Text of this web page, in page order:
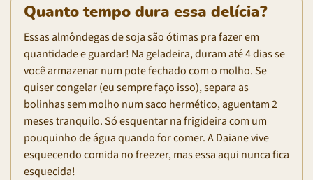
Quanto tempo dura essa delícia?
Essas almôndegas de soja são ótimas pra fazer em
quantidade e guardar! Na geladeira, duram até 4 dias se
você armazenar num pote fechado com o molho. Se
quiser congelar (eu sempre faço isso), separa as
bolinhas sem molho num saco hermético, aguentam 2
meses tranquilo. Só esquentar na frigideira com um
pouquinho de água quando for comer. A Daiane vive
esquecendo comida no freezer, mas essa aqui nunca fica
esquecida!